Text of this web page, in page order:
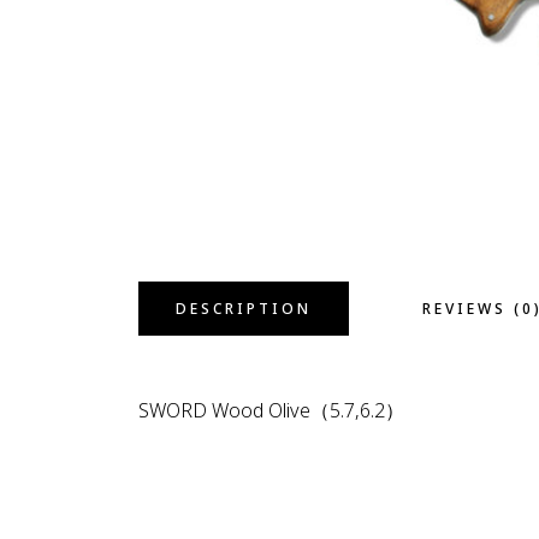
DESCRIPTION REVIEWS
SWORD Wood Olive（5.7,6.2）